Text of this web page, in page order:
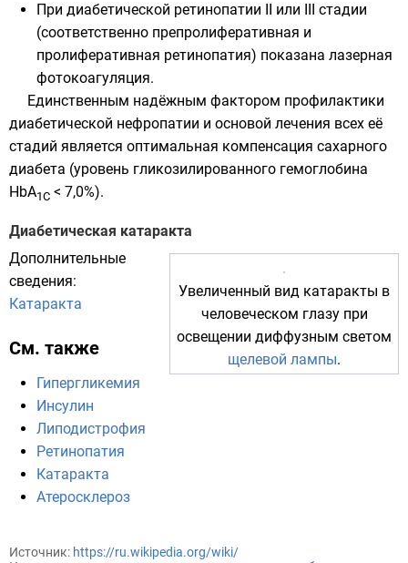
При диабетической ретинопатии II или III стадии
(соответственно препролиферативная и
пролиферативная ретинопатия) показана лазерная
фотокоагуляция.
Единственным надёжным фактором профилактики
диабетической нефропатии и основой лечения всех её
стадий является оптимальная компенсация сахарного
диабета (уровень гликозилированного гемоглобина
HbA1C < 7,0%).
Диабетическая катаракта
Увеличенный вид катаракты в
человеческом глазу при
освещении диффузным светом
щелевой лампы.
Дополнительные
сведения:
Катаракта
См. также
Гипергликемия
Инсулин
Липодистрофия
Ретинопатия
Катаракта
Атеросклероз
Источник: https://ru.wikipedia.org/wiki/